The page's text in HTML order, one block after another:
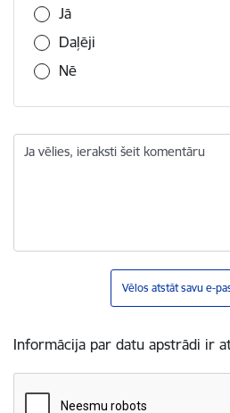
Jā
Daļēji
Nē
Ja vēlies, ieraksti šeit komentāru
Vēlos atstāt savu e-
Informācija par datu apstrādi ir